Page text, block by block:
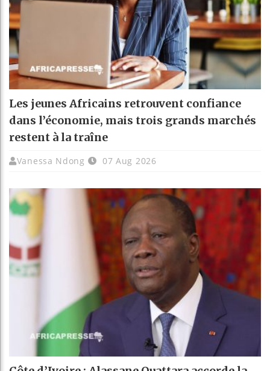
Les jeunes Africains retrouvent confiance
dans l’économie, mais trois grands marchés
restent à la traîne
Vanessa Ndong 07 Aug 2026